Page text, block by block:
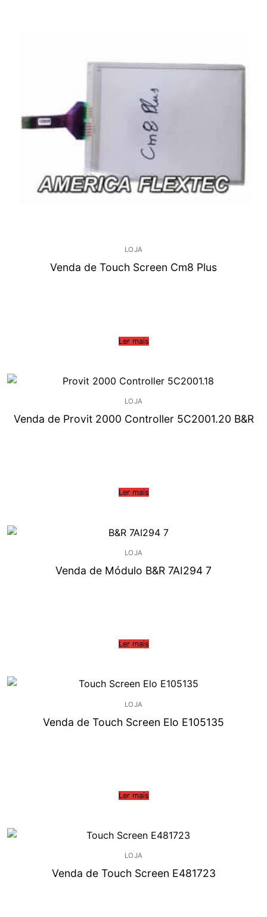
LOJA
Venda de Touch Screen Cm8 Plus
Ler mais
LOJA
Venda de Provit 2000 Controller 5C2001.20 B&R
Ler mais
LOJA
Venda de Módulo B&R 7AI294 7
Ler mais
LOJA
Venda de Touch Screen Elo E105135
Ler mais
LOJA
Venda de Touch Screen E481723